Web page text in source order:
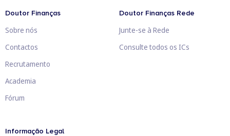
Doutor Finanças
Sobre nós
Contactos
Recrutamento
Academia
Fórum
Doutor Finanças Rede
Junte-se à Rede
Consulte todos os ICs
Informação Legal